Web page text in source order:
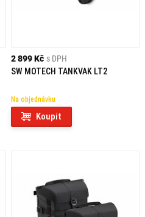
2 899 Kč s DPH
SW MOTECH TANKVAK LT2
Na objednávku
Koupit